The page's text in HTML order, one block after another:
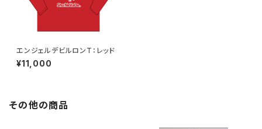
エンジェルデビルロンT：レッド
¥11,000
その他の商品